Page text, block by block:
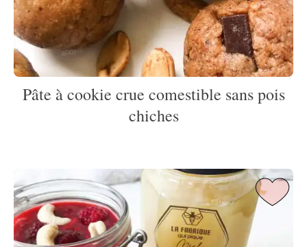
Pâte à cookie crue comestible sans pois
chiches